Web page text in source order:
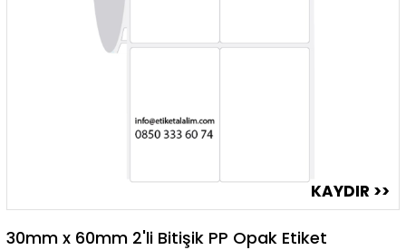
30mm x 60mm 2'li Bitişik PP Opak Etiket